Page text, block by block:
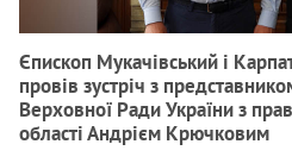
Єпископ Мукачівський і
провів зустріч з
Верховної Ради України з
області Андрієм Крючковим